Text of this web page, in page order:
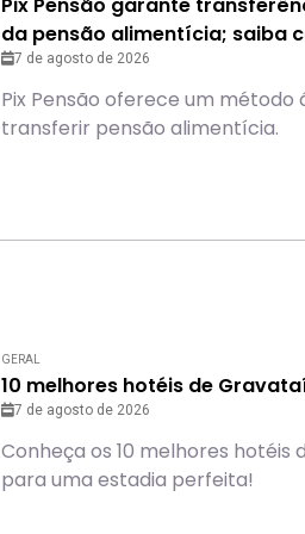
da pensão alimentícia; saiba
7 de agosto de 2026
Pix Pensão oferece um método
transferir pensão alimentícia.
GERAL
10 melhores hotéis de
7 de agosto de 2026
Conheça os 10 melhores hotéis
para uma estadia perfeita!